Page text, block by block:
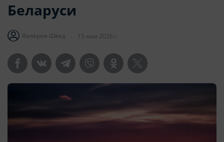
Беларуси
Валерия Швед 15 мая 2026 г.